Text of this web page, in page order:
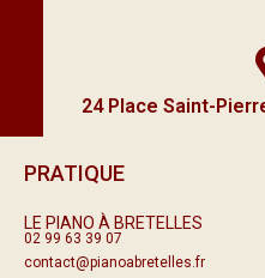
24 Place Saint-
PRATIQUE
LE PIANO À BRETELLES
02 99 63 39 07
contact@pianoabretelles.fr